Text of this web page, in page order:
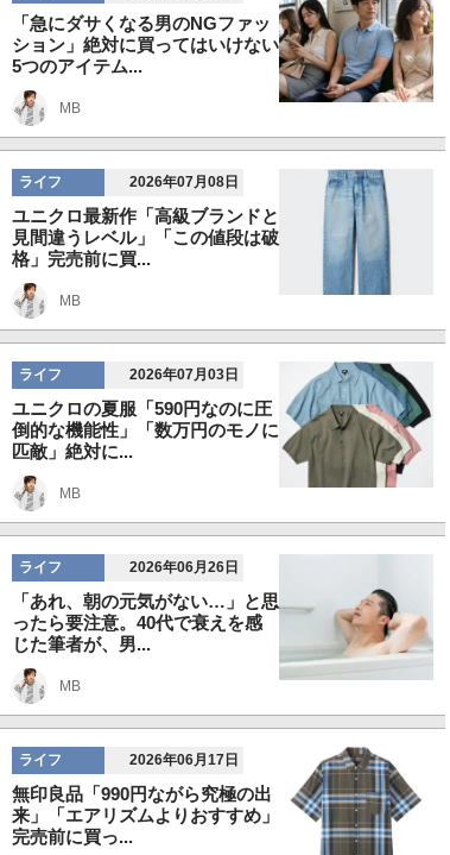
「急にダサくなる男のNGファッ
ション」絶対に買ってはいけない
5つのアイテム...
MB
ライフ 2026年07月08日
ユニクロ最新作「高級ブランドと
見間違うレベル」「この値段は破
格」完売前に買...
MB
ライフ 2026年07月03日
ユニクロの夏服「590円なのに圧
倒的な機能性」「数万円のモノに
匹敵」絶対に...
MB
ライフ 2026年06月26日
「あれ、朝の元気がない…」と思
ったら要注意。40代で衰えを感
じた筆者が、男...
MB
ライフ 2026年06月17日
無印良品「990円ながら究極の出
来」「エアリズムよりおすすめ」
完売前に買っ...